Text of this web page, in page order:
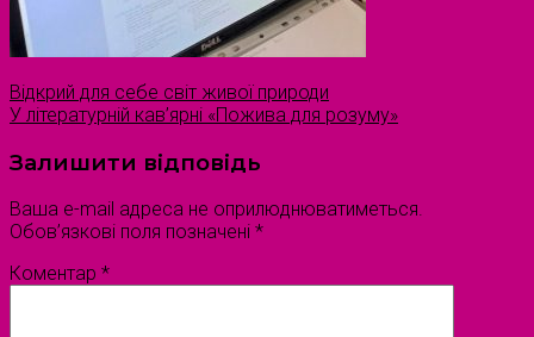
Відкрий для себе світ живої природи
У літературній кав’ярні «Пожива для розуму»
Залишити відповідь
Ваша e-mail адреса не оприлюднюватиметься.
Обов’язкові поля позначені *
Коментар *